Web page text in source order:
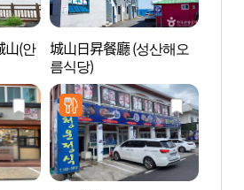
山(안
城山日昇餐廳 (성산해오
름식당)